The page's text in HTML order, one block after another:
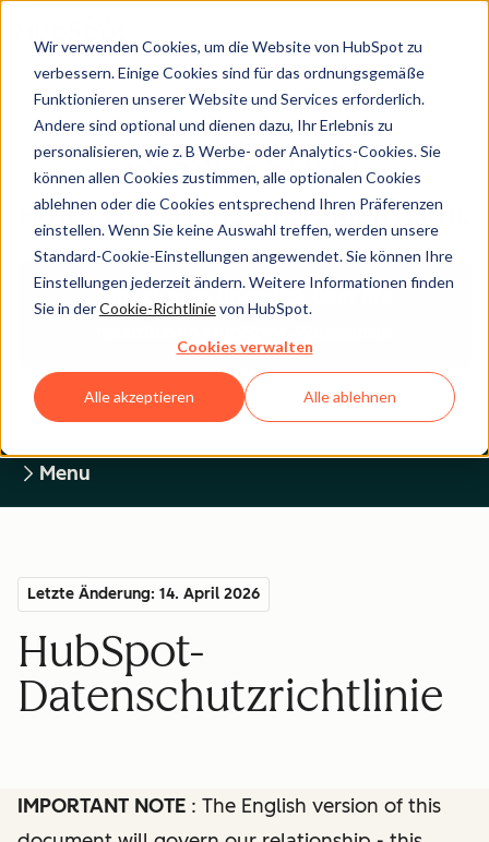
Wir verwenden Cookies, um die Website von HubSpot zu
verbessern. Einige Cookies sind für das ordnungsgemäße
Funktionieren unserer Website und Services erforderlich.
Andere sind optional und dienen dazu, Ihr Erlebnis zu
personalisieren, wie z. B Werbe- oder Analytics-Cookies. Sie
können allen Cookies zustimmen, alle optionalen Cookies
ablehnen oder die Cookies entsprechend Ihren Präferenzen
einstellen. Wenn Sie keine Auswahl treffen, werden unsere
Standard-Cookie-Einstellungen angewendet. Sie können Ihre
Einstellungen jederzeit ändern. Weitere Informationen finden
Sie in derCookie-Richtlinievon HubSpot.
Cookies verwalten
Alle akzeptieren Alle ablehnen
Legal Center
HUBSPOT-DATENSCHUTZRICHTLINIE
Zurück zum Überblick über die
Menu
Letzte Änderung: 14. April 2026
HubSpot-
Datenschutzrichtlinie
IMPORTANT NOTE : The English version of this